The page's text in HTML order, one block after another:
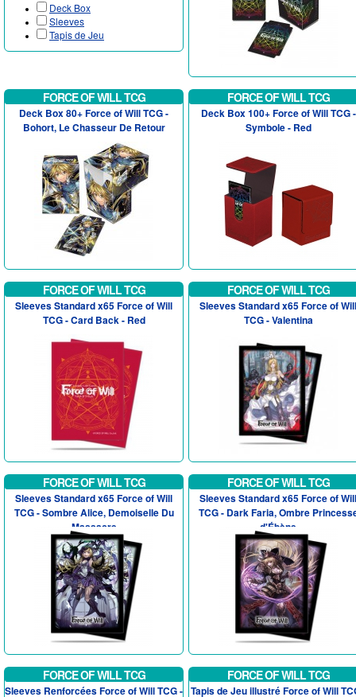
Deck Box
Sleeves
Tapis de Jeu
FORCE OF WILL TCG
Deck Box 80+ Force of Will TCG -
Bohort, Le Chasseur De Retour
FORCE OF WILL TCG
Deck Box 100+ Force of Will TCG -
Symbole - Red
FORCE OF WILL TCG
Sleeves Standard x65 Force of Will
TCG - Card Back - Red
FORCE OF WILL TCG
Sleeves Standard x65 Force of Will
TCG - Valentina
FORCE OF WILL TCG
Sleeves Standard x65 Force of Will
TCG - Sombre Alice, Demoiselle Du
Massacre
FORCE OF WILL TCG
Sleeves Standard x65 Force of Will
TCG - Dark Faria, Ombre
d'Ébène
FORCE OF WILL TCG
Sleeves Renforcées Force of Will TCG -
FORCE OF WILL TCG
Tapis de Jeu illustré Force of Will